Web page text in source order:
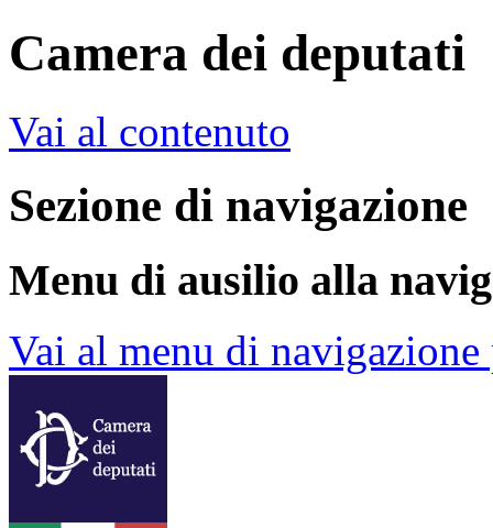
Camera dei deputati
Vai al contenuto
Sezione di navigazione
Menu di ausilio alla
Vai al menu di